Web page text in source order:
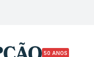
50 ANOS